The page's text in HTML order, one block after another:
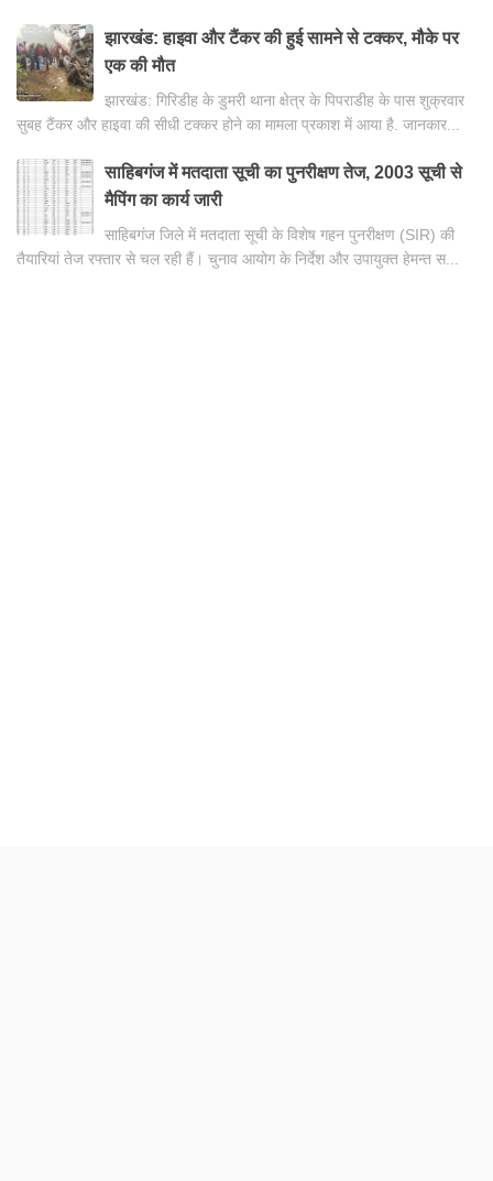
झारखंड: हाइवा और टैंकर की हुई सामने से टक्कर, मौके पर
एक की मौत
झारखंड: गिरिडीह के डुमरी थाना क्षेत्र के पिपराडीह के पास शुक्रवार
सुबह टैंकर और हाइवा की सीधी टक्कर होने का मामला प्रकाश में आया है. जानकार...
साहिबगंज में मतदाता सूची का पुनरीक्षण तेज, 2003 सूची से
मैपिंग का कार्य जारी
साहिबगंज जिले में मतदाता सूची के विशेष गहन पुनरीक्षण (SIR) की
तैयारियां तेज रफ्तार से चल रही हैं। चुनाव आयोग के निर्देश और उपायुक्त हेमन्त स...